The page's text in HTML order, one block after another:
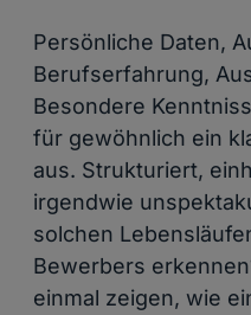
Persönliche Daten,
Berufserfahrung,
Besondere
für gewöhnlich ein
aus. Strukturiert,
irgendwie
solchen
Bewerbers
einmal zeigen, wie